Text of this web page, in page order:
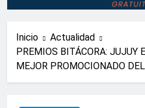
Inicio
Actualidad
PREMIOS BITÁCORA: JUJUY
MEJOR PROMOCIONADO